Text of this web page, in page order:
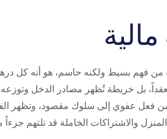
من فهم بسيط ولكنه حاسم، هو أنه كل
بل خريطة تُظهر مصادر الدخل وتوزعه
من فعل عفوي إلى سلوك مقصود، وتظهر
والاشتراكات الخاملة قد تلتهم